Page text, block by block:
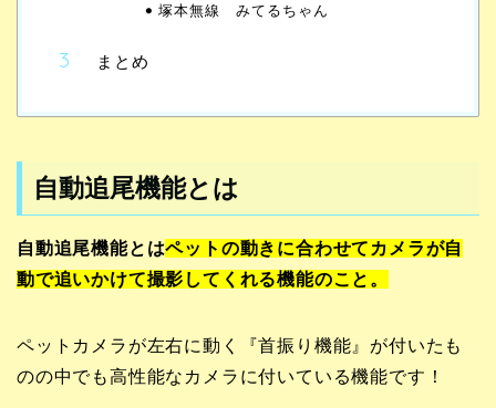
塚本無線 みてるちゃん
まとめ
自動追尾機能とは
自動追尾機能とはペットの動きに合わせてカメラが自
動で追いかけて撮影してくれる機能のこと。
ペットカメラが左右に動く『首振り機能』が付いたも
のの中でも高性能なカメラに付いている機能です！